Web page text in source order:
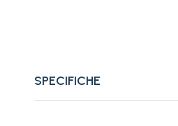
SPECIFICHE